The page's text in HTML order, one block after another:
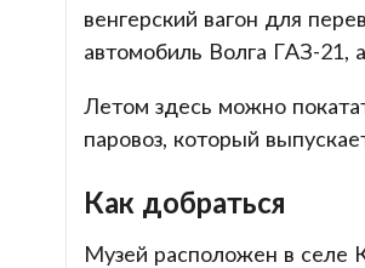
венгерский вагон для
автомобиль Волга ГАЗ-
Летом здесь можно
паровоз, который
Как добраться
Музей расположен в селе